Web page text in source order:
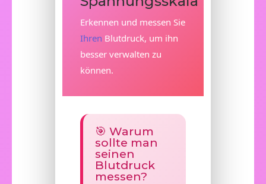
Erkennen und messen Sie
Ihren Blutdruck, um ihn
besser verwalten zu
können.
🎯 Warum
sollte man
seinen
Blutdruck
messen?